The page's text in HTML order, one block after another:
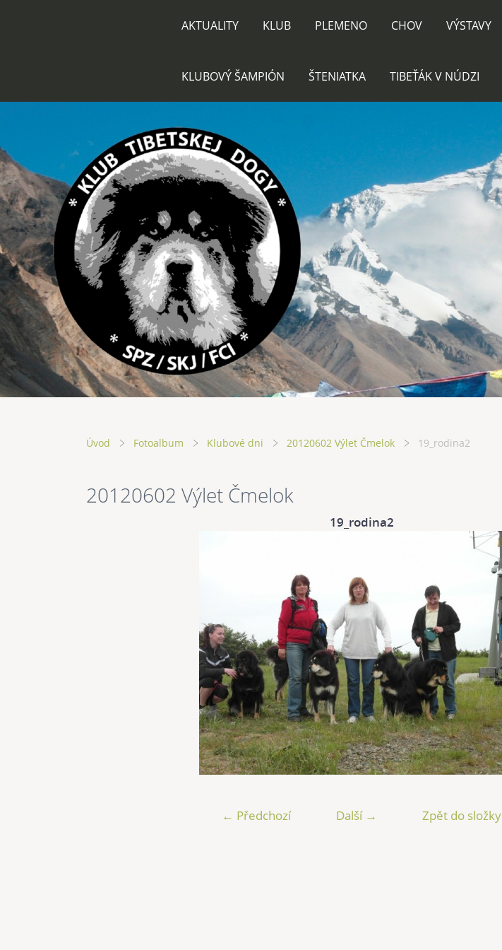
AKTUALITY KLUB PLEMENO CHOV VÝSTAVY
KLUBOVÝ ŠAMPIÓN ŠTENIATKA TIBEŤÁK V NÚDZI
Úvod Fotoalbum Klubové dni 20120602 Výlet Čmelok 19_rodina2
20120602 Výlet Čmelok
19_rodina2
← Předchozí Další → Zpět do složky